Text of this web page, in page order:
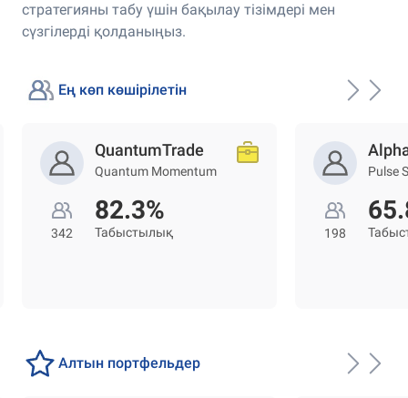
стратегияны табу үшін бақылау тізімдері мен
сүзгілерді қолданыңыз.
Ең көп көшірілетін
QuantumTrade
Quantum Momentum
342
82.3%
Табыстылық
Pulse
198
Алтын портфельдер